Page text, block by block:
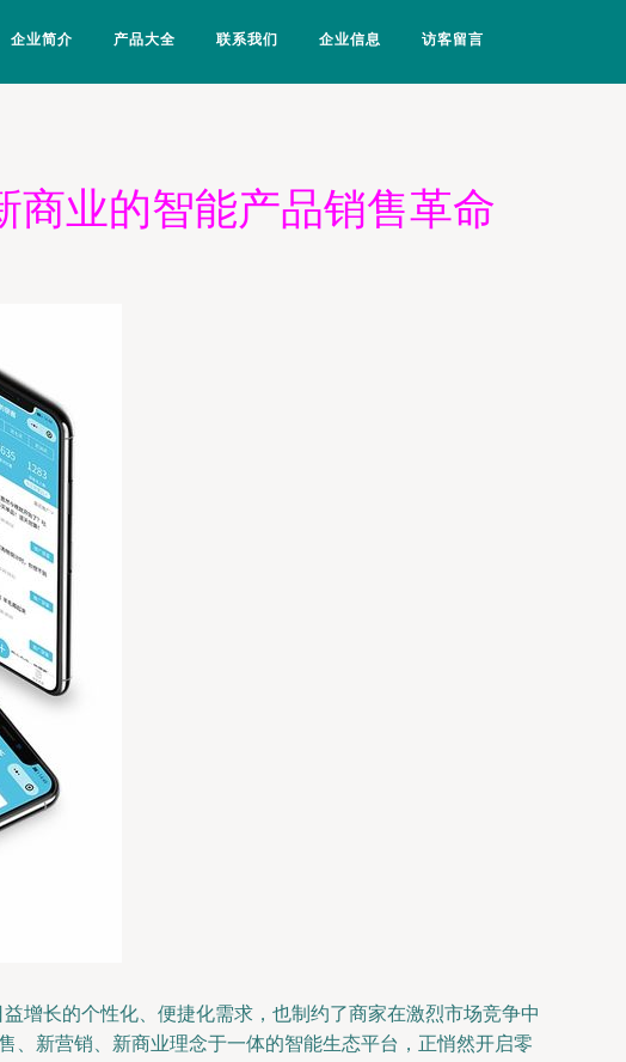
企业简介 产品大全 联系我们 企业信息 访客留言
商业的智能产品销售革命
增长的个性化、便捷化需求，也制约了商家在激烈市场竞争中
、新营销、新商业理念于一体的智能生态平台，正悄然开启零